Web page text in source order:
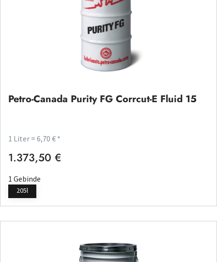
Petro-Canada Purity FG Corrcut-E Fluid 15
1 Liter = 6,70 € *
Regulärer Preis:
1.373,50 €
1 Gebinde
205l